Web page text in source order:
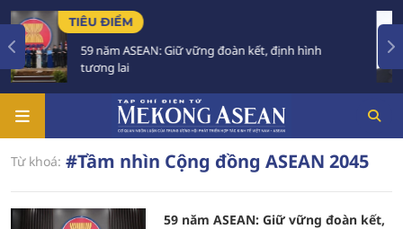
TIÊU ĐIỂM
59 năm ASEAN: Giữ vững đoàn kết, định hình
tương lai
Từ khoá: #Tầm nhìn Cộng đồng ASEAN 2045
59 năm ASEAN: Giữ vững đoàn kết,